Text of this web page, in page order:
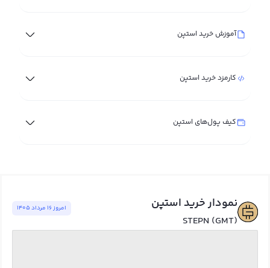
آموزش خرید استپن
کارمزد خرید استپن
کیف پول‌های استپن
نمودار خرید استپن
STEPN (GMT)
امروز ١٦ مرداد ١٤٠٥